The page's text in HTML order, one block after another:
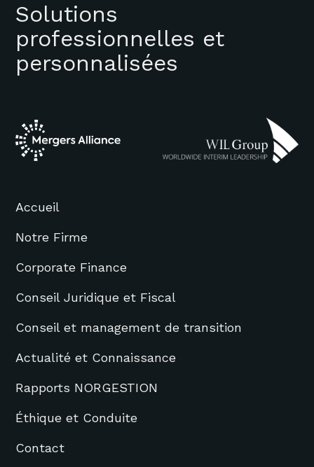
Solutions
professionnelles et
personnalisées
Accueil
Notre Firme
Corporate Finance
Conseil Juridique et Fiscal
Conseil et management de transition
Actualité et Connaissance
Rapports NORGESTION
Éthique et Conduite
Contact